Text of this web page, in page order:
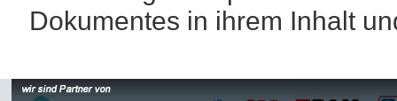
Dokumentes in ihrem Inhalt